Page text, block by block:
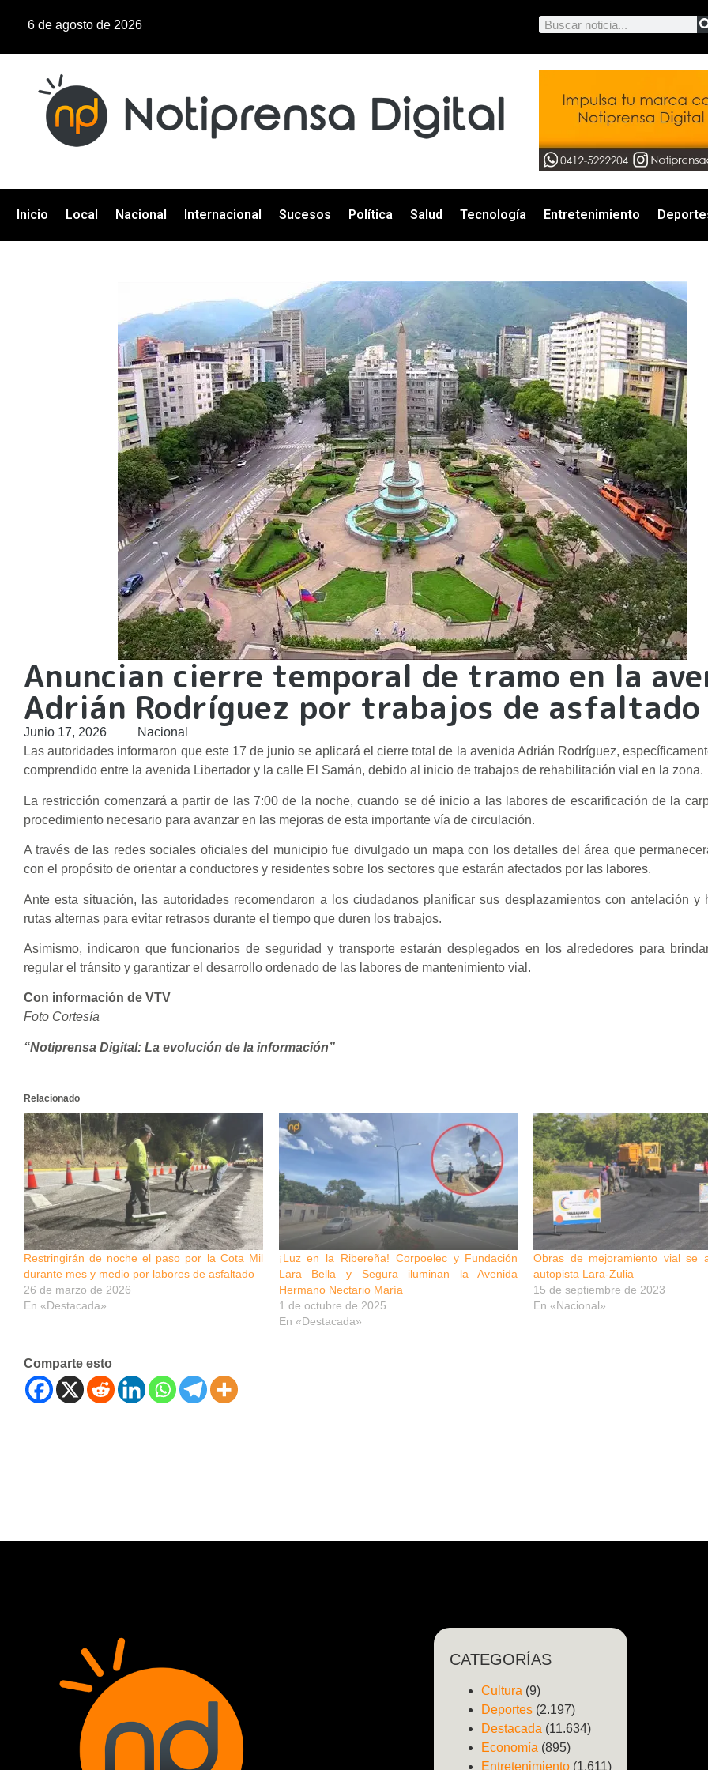
6 de agosto de 2026
Inicio Local Nacional Internacional Sucesos Política Salud Tecnología Entretenimiento
Anuncian cierre temporal de tramo en la
Adrián Rodríguez por trabajos de asfaltado
Junio 17, 2026
Nacional
Las autoridades informaron que este 17 de junio se aplicará el cierre total de la avenida Adrián Rodríguez,
comprendido entre la avenida Libertador y la calle El Samán, debido al inicio de trabajos de rehabilitación vial en la zona.
La restricción comenzará a partir de las 7:00 de la noche, cuando se dé inicio a las labores de escarificación de la
procedimiento necesario para avanzar en las mejoras de esta importante vía de circulación.
A través de las redes sociales oficiales del municipio fue divulgado un mapa con los detalles del área que
con el propósito de orientar a conductores y residentes sobre los sectores que estarán afectados por las labores.
Ante esta situación, las autoridades recomendaron a los ciudadanos planificar sus desplazamientos con antelación y
rutas alternas para evitar retrasos durante el tiempo que duren los trabajos.
Asimismo, indicaron que funcionarios de seguridad y transporte estarán desplegados en los alrededores para
regular el tránsito y garantizar el desarrollo ordenado de las labores de mantenimiento vial.
Con información de VTV
Foto Cortesía
“Notiprensa Digital: La evolución de la información”
Relacionado
Restringirán de noche el paso por la Cota Mil
durante mes y medio por labores de asfaltado
26 de marzo de 2026
En «Destacada»
¡Luz en la Ribereña! Corpoelec y Fundación
Lara Bella y Segura iluminan la Avenida
Hermano Nectario María
1 de octubre de 2025
En «Destacada»
Obras de mejoramiento vial se
autopista Lara-Zulia
15 de septiembre de 2023
En «Nacional»
Comparte esto
CATEGORÍAS
Cultura (9)
Deportes (2.197)
Destacada (11.634)
Economía (895)
Entretenimiento (1.611)